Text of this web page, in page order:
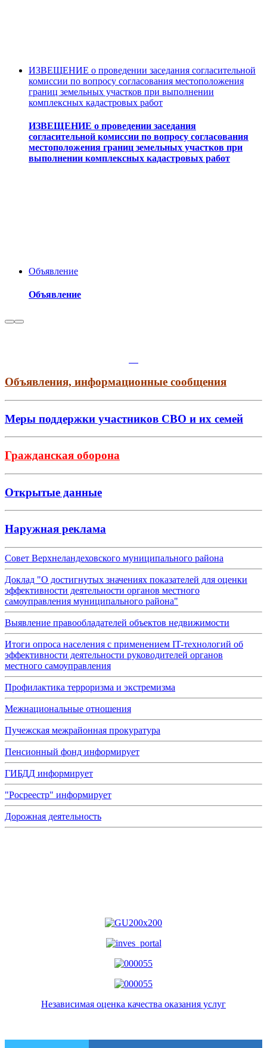
ИЗВЕЩЕНИЕ о проведении заседания согласительной
комиссии по вопросу согласования местоположения
границ земельных участков при выполнении
комплексных кадастровых работ
ИЗВЕЩЕНИЕ о проведении заседания
согласительной комиссии по вопросу согласования
местоположения границ земельных участков при
выполнении комплексных кадастровых работ
Объявление
Объявление
Объявления, информационные сообщения
Меры поддержки участников СВО и их семей
Гражданская оборона
Открытые данные
Наружная реклама
Совет Верхнеландеховского муниципального района
Доклад "О достигнутых значениях показателей для оценки
эффективности деятельности органов местного
самоуправления муниципального района"
Выявление правообладателей объектов недвижимости
Итоги опроса населения с применением IT-технологий об
эффективности деятельности руководителей органов
местного самоуправления
Профилактика терроризма и экстремизма
Межнациональные отношения
Пучежская межрайонная прокуратура
Пенсионный фонд информирует
ГИБДД информирует
"Росреестр" информирует
Дорожная деятельность
Независимая оценка качества оказания услуг